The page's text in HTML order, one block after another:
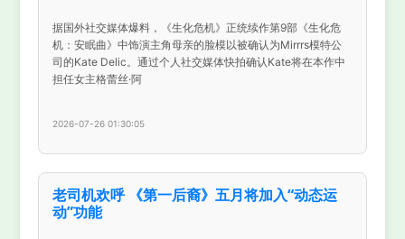
据国外社交媒体爆料，《生化危机》正统续作第9部《生化危
机：安眠曲》中饰演主角母亲的脸模以被确认为Mirrrs模特公
司的Kate Delic。通过个人社交媒体快拍确认Kate将在本作中
担任女主格蕾丝·阿
2026-07-26 01:30:05
老司机欢呼 《第一后裔》五月将加入“动态运
动”功能